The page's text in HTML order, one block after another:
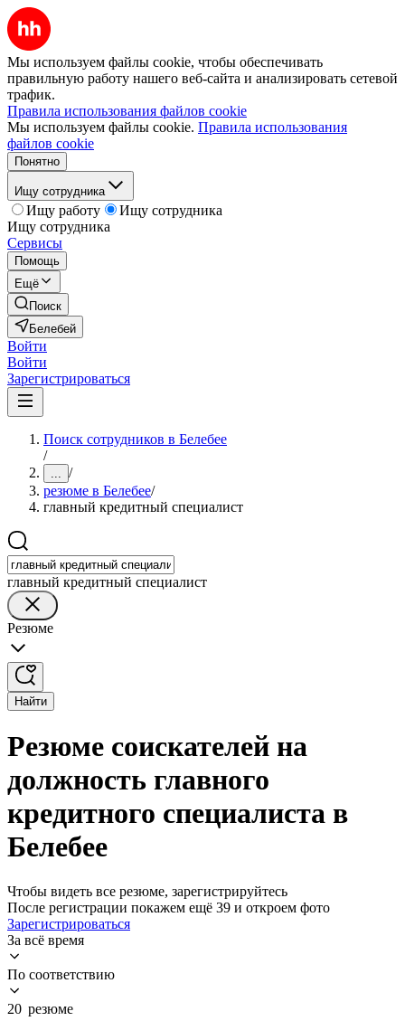
Мы используем файлы cookie, чтобы обеспечивать
правильную работу нашего веб-сайта и анализировать сетевой
трафик.
Правила использования файлов cookie
Мы используем файлы cookie. Правила использования
файлов cookie
Понятно
Ищу сотрудника
Ищу работу
Ищу сотрудника
Ищу сотрудника
Сервисы
Помощь
Ещё
Поиск
Белебей
Войти
Войти
Зарегистрироваться
Поиск сотрудников в Белебее
/
... /
резюме в Белебее/
главный кредитный специалист
главный кредитный специалист
Резюме
Найти
Резюме соискателей на
должность главного
кредитного специалиста в
Белебее
Чтобы видеть все резюме, зарегистрируйтесь
После регистрации покажем ещё 39 и откроем фото
Зарегистрироваться
За всё время
По соответствию
20 резюме